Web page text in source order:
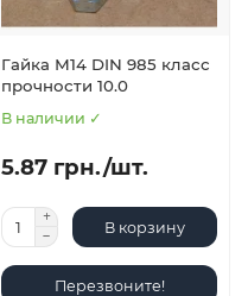
Гайка М14 DIN 985 класс
прочности 10.0
В наличии ✓
5.87 грн./шт.
В корзину
Перезвоните!